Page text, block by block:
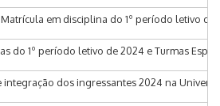
em disciplina do 1º período letivo de
do 1º período letivo de 2024 e Turmas
integração dos ingressantes 2024 na